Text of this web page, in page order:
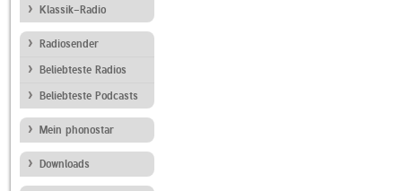
Klassik-Radio
Radiosender
Beliebteste Radios
Beliebteste Podcasts
Mein phonostar
Downloads